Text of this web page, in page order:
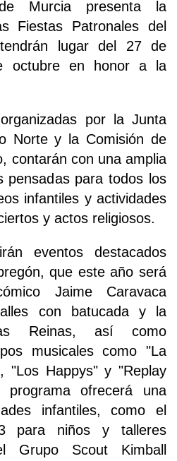
Murcia presenta la
Fiestas Patronales del
lugar del 27 de
octubre en honor a la
por la Junta
Norte y la Comisión de
contarán con una amplia
pensadas para todos los
infantiles y actividades
y actos religiosos.
eventos destacados
que este año será
Jaime Caravaca
con batucada y la
Reinas, así como
musicales como "La
"Los Happys" y "Replay
programa ofrecerá una
infantiles, como el
para niños y talleres
Grupo Scout Kimball